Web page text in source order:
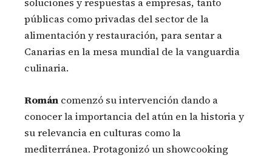
públicas como privadas del sector de la
alimentación y restauración, para sentar a
Canarias en la mesa mundial de la vanguardia
culinaria.
Román comenzó su intervención dando a
conocer la importancia del atún en la historia y
su relevancia en culturas como la
mediterránea. Protagonizó un showcooking